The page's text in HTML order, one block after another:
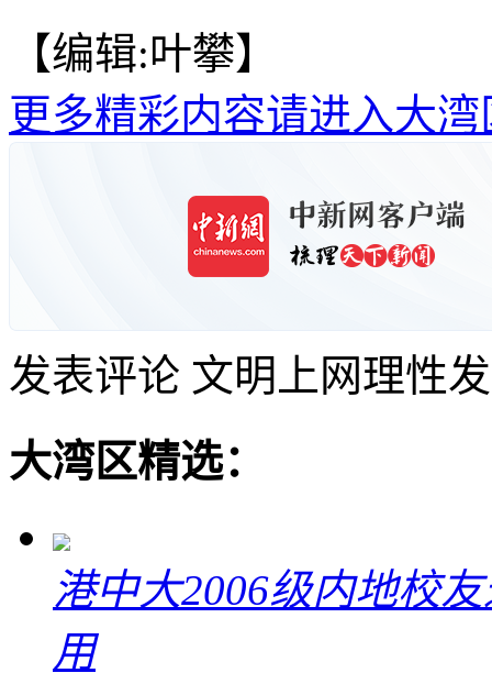
【编辑:叶攀】
更多精彩内容请进入大湾
发表评论 文明上网理性
大湾区精选：
港中大2006级内地校
用